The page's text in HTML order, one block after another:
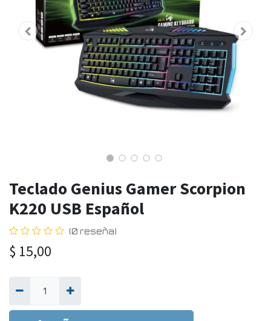
Teclado Genius Gamer Scorpion
K220 USB Español
(0 reseña)
$ 15,00